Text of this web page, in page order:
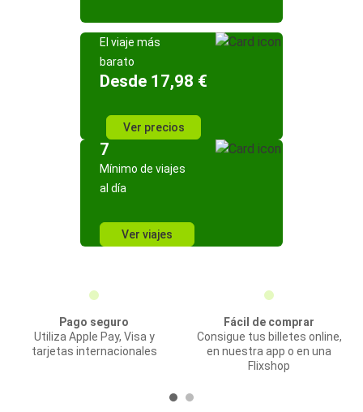
El viaje más
barato
Desde 17,98 €
Ver precios
7
Mínimo de viajes
al día
Ver viajes
Pago seguro
Utiliza Apple Pay, Visa y
tarjetas internacionales
Fácil de comprar
Consigue tus billetes online,
en nuestra app o en una
Flixshop